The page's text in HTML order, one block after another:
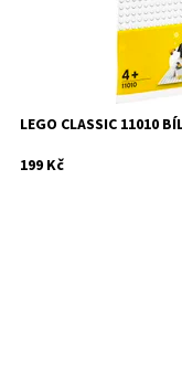
LEGO CLASSIC 11010
199 Kč